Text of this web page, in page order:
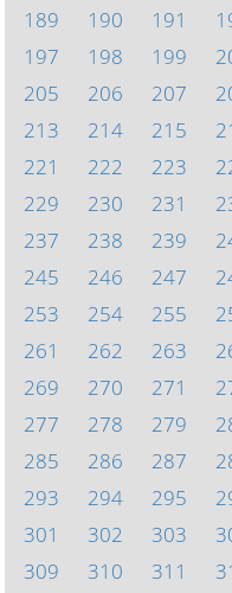
189
190 191
197
198 199
205
206 207
213
214 215
221
222 223
229
230 231
237
238 239
245
246 247
253
254 255
261
262 263
269
270 271
277
278 279
285
286 287
293
294 295
301
302 303
309
310 311